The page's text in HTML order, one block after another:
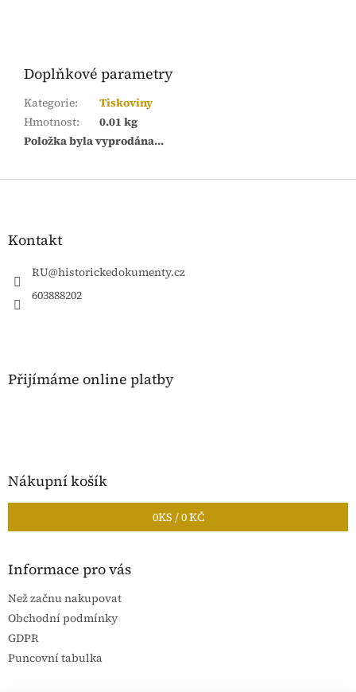
Doplňkové parametry
Kategorie:
Tiskoviny
Hmotnost:
0.01 kg
Položka byla vyprodána…
Z
Kontakt
RU@historickedokumenty.cz
603888202
Přijímáme online platby
Nákupní košík
0KS /0 KČ
Informace pro vás
Než začnu nakupovat
Obchodní podmínky
GDPR
Puncovní tabulka